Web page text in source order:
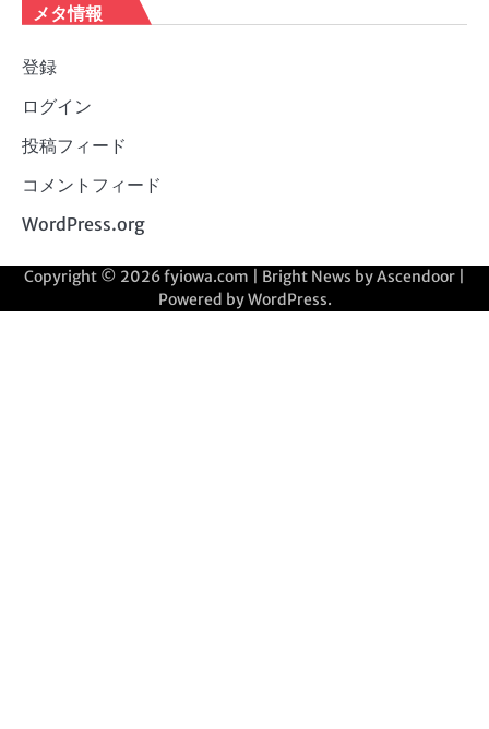
メタ情報
登録
ログイン
投稿フィード
コメントフィード
WordPress.org
Copyright © 2026fyiowa.com | Bright News byAscendoor
Powered byWordPress.